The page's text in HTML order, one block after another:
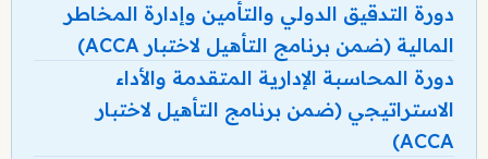
دورة التدقيق الدولي والتأمين وإدارة المخاطر
المالية (ضمن برنامج التأهيل لاختبار ACCA)
دورة المحاسبة الإدارية المتقدمة والأداء
الاستراتيجي (ضمن برنامج التأهيل لاختبار
ACCA)